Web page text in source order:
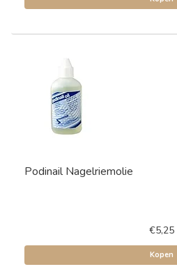
Podinail Nagelriemolie
€5,25
Kopen